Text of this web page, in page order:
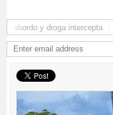
abordo y droga intercepta